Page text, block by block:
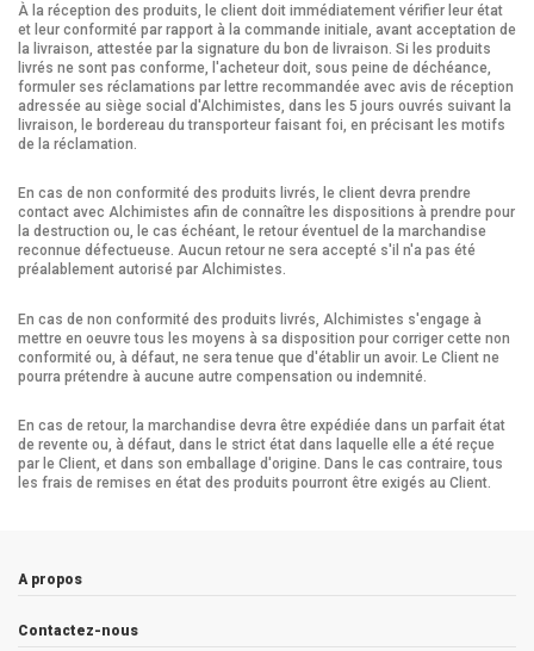
À la réception des produits, le client doit immédiatement vérifier leur état
et leur conformité par rapport à la commande initiale, avant acceptation de
la livraison, attestée par la signature du bon de livraison. Si les produits
livrés ne sont pas conforme, l'acheteur doit, sous peine de déchéance,
formuler ses réclamations par lettre recommandée avec avis de réception
adressée au siège social d'Alchimistes, dans les 5 jours ouvrés suivant la
livraison, le bordereau du transporteur faisant foi, en précisant les motifs
de la réclamation.
En cas de non conformité des produits livrés, le client devra prendre
contact avec Alchimistes afin de connaître les dispositions à prendre pour
la destruction ou, le cas échéant, le retour éventuel de la marchandise
reconnue défectueuse. Aucun retour ne sera accepté s'il n'a pas été
préalablement autorisé par Alchimistes.
En cas de non conformité des produits livrés, Alchimistes s'engage à
mettre en oeuvre tous les moyens à sa disposition pour corriger cette non
conformité ou, à défaut, ne sera tenue que d'établir un avoir. Le Client ne
pourra prétendre à aucune autre compensation ou indemnité.
En cas de retour, la marchandise devra être expédiée dans un parfait état
de revente ou, à défaut, dans le strict état dans laquelle elle a été reçue
par le Client, et dans son emballage d'origine. Dans le cas contraire, tous
les frais de remises en état des produits pourront être exigés au Client.
A propos
Contactez-nous